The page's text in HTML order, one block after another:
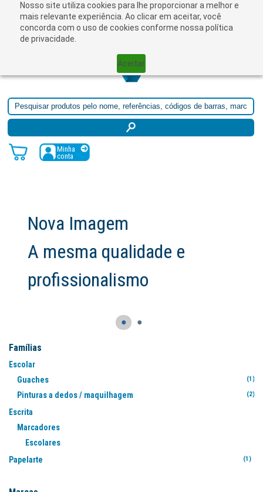
Nosso site utiliza cookies para lhe proporcionar a melhor e
mais relevante experiência. Ao clicar em aceitar, você
concorda com o uso de cookies conforme nossa política
de privacidade.
Aceitar
Minha
conta
Imagem
mesma qualidade e
● ●
Famílias
Escolar
Guaches
(1)
Pinturas a dedos / maquilhagem (2)
Escrita
Marcadores
Escolares
Papelarte (1)